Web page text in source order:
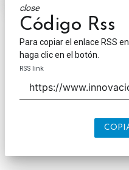
close
Código Rss
Para copiar el enlace RSS
haga clic en el botón.
RSS link